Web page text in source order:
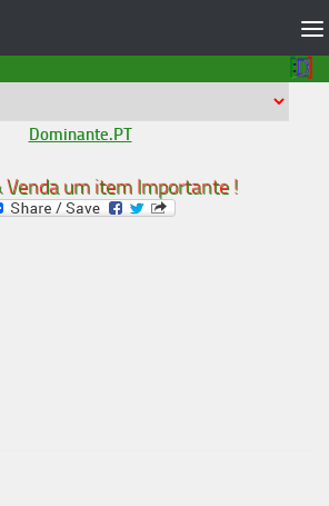
Dominante.PT
Venda um item Importante !